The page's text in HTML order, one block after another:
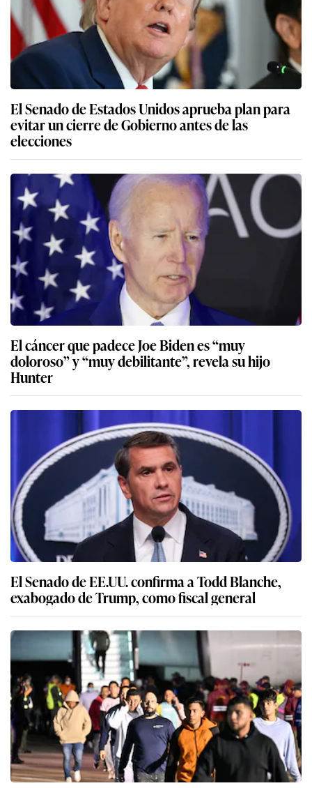
El Senado de Estados Unidos aprueba plan para
evitar un cierre de Gobierno antes de las
elecciones
El cáncer que padece Joe Biden es “muy
doloroso” y “muy debilitante”, revela su hijo
Hunter
El Senado de EE.UU. confirma a Todd Blanche,
exabogado de Trump, como fiscal general